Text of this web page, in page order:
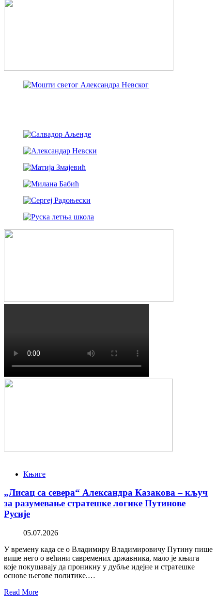
Књиге
„Лисац са севера“ Александра Казакова – кључ
за разумевање стратешке логике Путинове
Русије
05.07.2026
У времену када се о Владимиру Владимировичу Путину пише
више него о већини савремених државника, мало је књига
које покушавају да проникну у дубље идејне и стратешке
основе његове политике.…
Read More